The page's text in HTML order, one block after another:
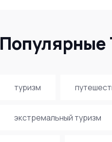
Популярные
туризм
экстремальный туризм